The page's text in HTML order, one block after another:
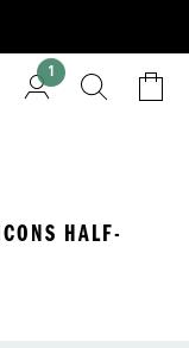
1
HALF-